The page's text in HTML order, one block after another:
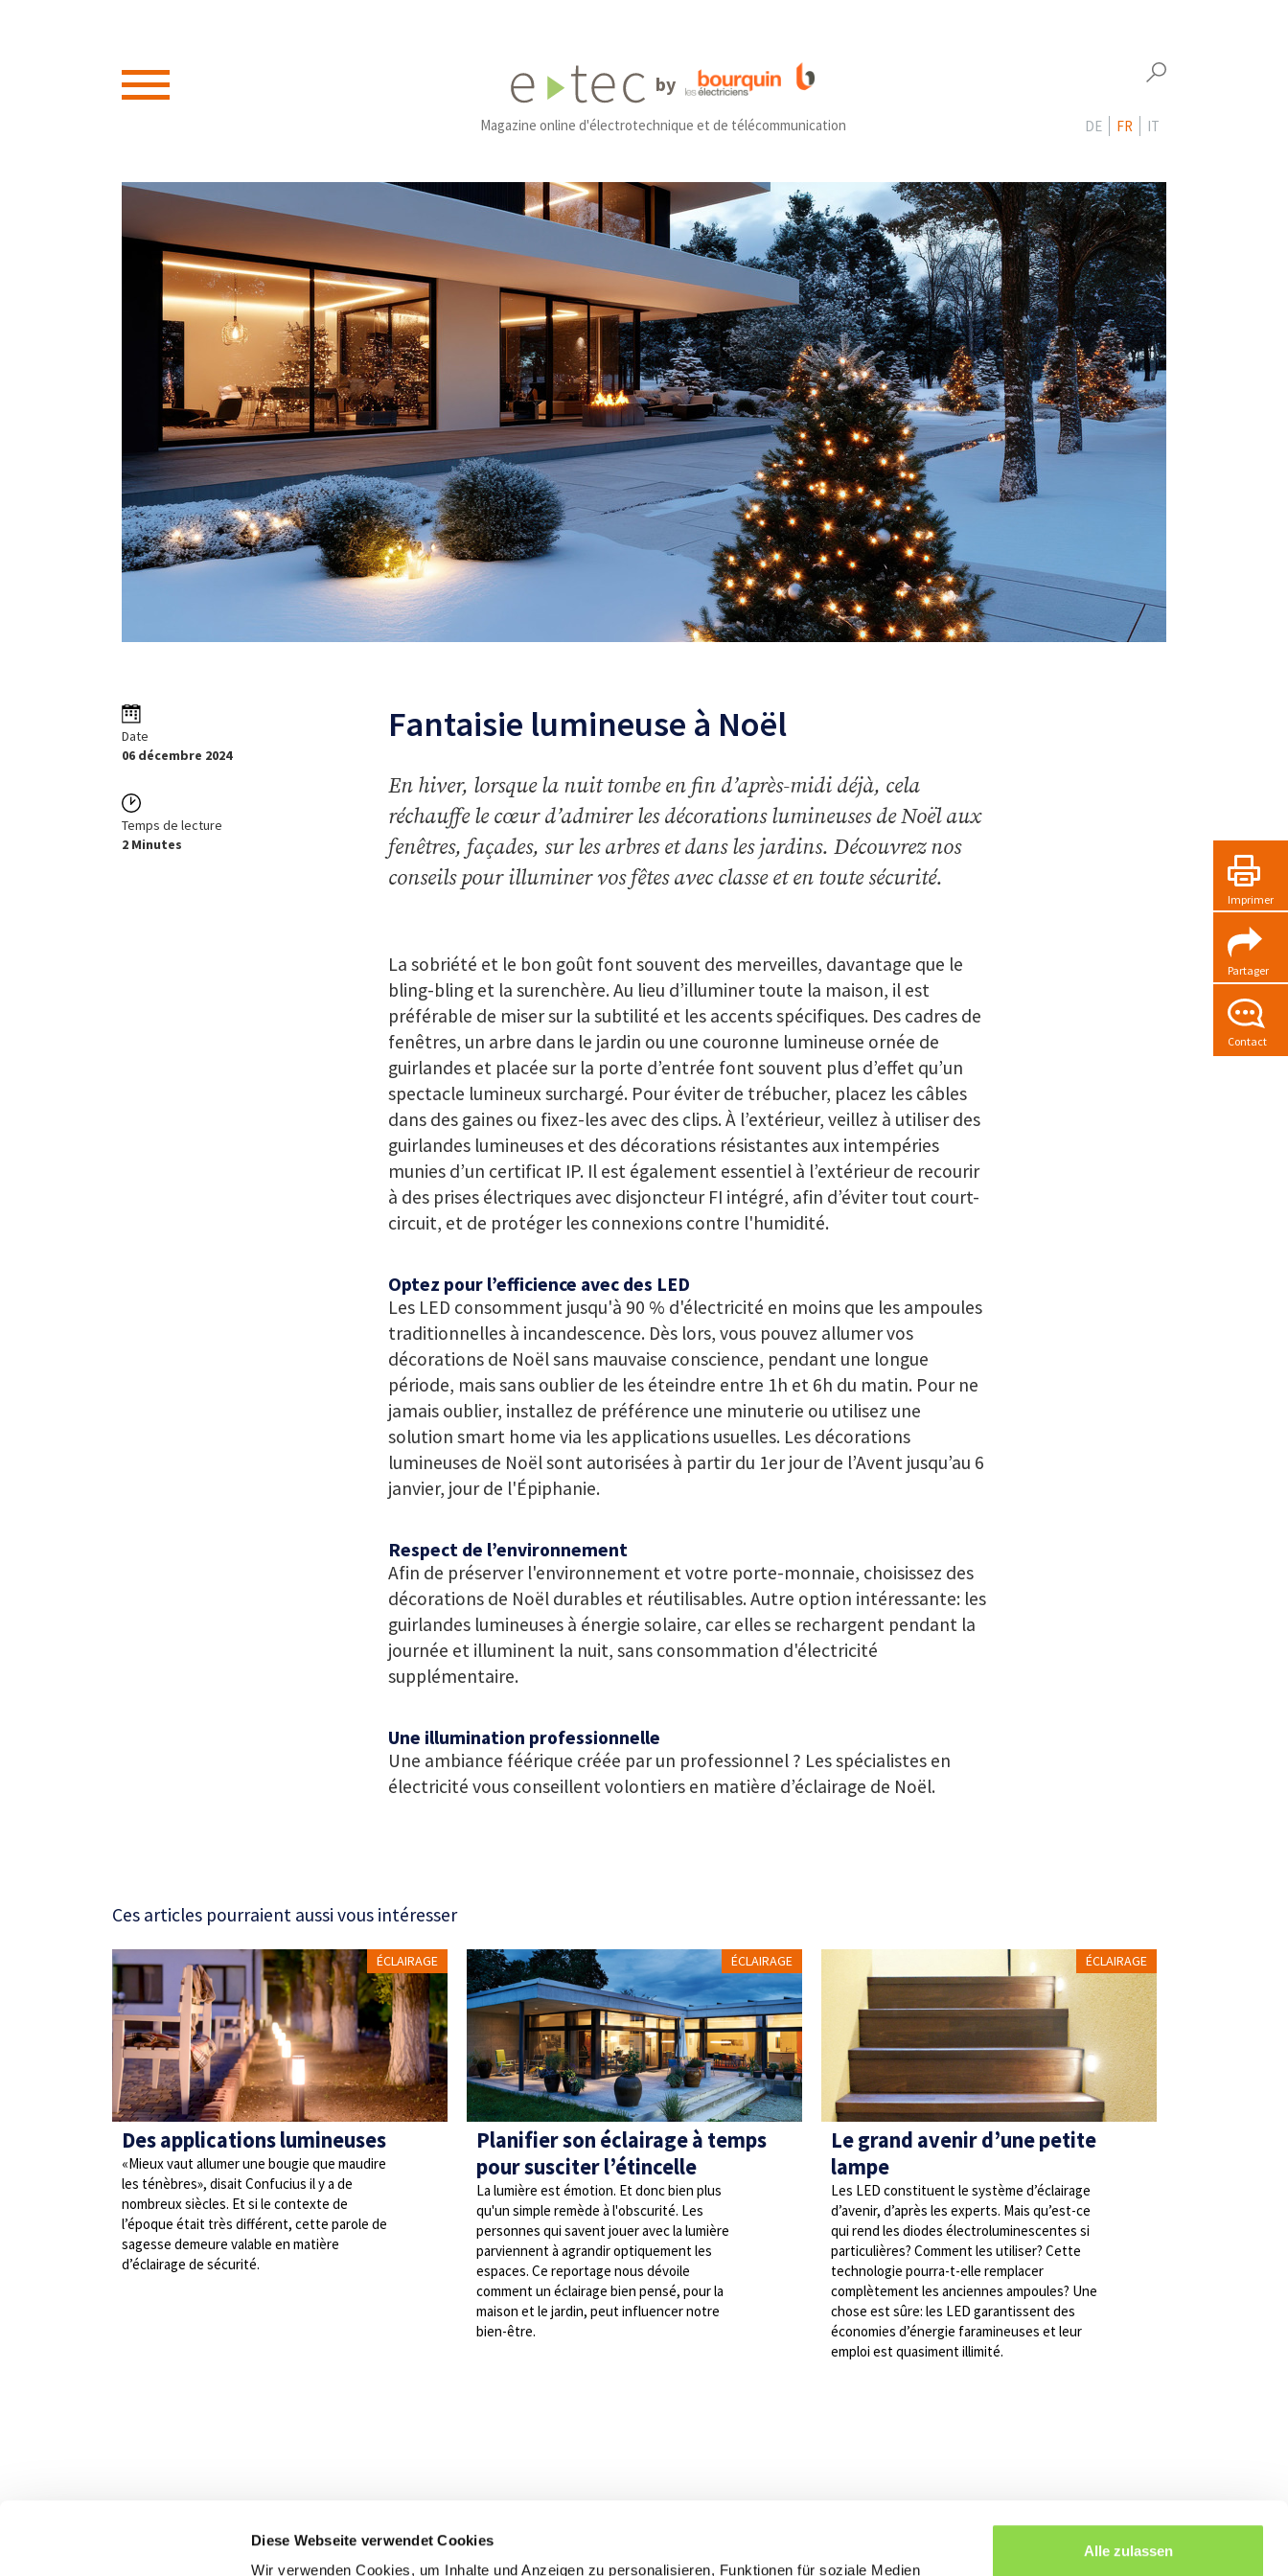
Diese Webseite verwendet Cookies
Wir verwenden Cookies, um Inhalte und Anzeigen zu personalisieren, Funktionen für soziale Medien
Alle zulassen
Imprimer
Partager
Contact
by
Magazine online d'électrotechnique et de télécommunication DE FR IT
Date
06 décembre 2024
Temps de lecture
2 Minutes
Fantaisie lumineuse à Noël
En hiver, lorsque la nuit tombe en fin d’après-midi déjà, cela
réchauffe le cœur d’admirer les décorations lumineuses de Noël aux
fenêtres, façades, sur les arbres et dans les jardins. Découvrez nos
conseils pour illuminer vos fêtes avec classe et en toute sécurité.
La sobriété et le bon goût font souvent des merveilles, davantage que le
bling-bling et la surenchère. Au lieu d’illuminer toute la maison, il est
préférable de miser sur la subtilité et les accents spécifiques. Des cadres de
fenêtres, un arbre dans le jardin ou une couronne lumineuse ornée de
guirlandes et placée sur la porte d’entrée font souvent plus d’effet qu’un
spectacle lumineux surchargé. Pour éviter de trébucher, placez les câbles
dans des gaines ou fixez-les avec des clips. À l’extérieur, veillez à utiliser des
guirlandes lumineuses et des décorations résistantes aux intempéries
munies d’un certificat IP. Il est également essentiel à l’extérieur de recourir
à des prises électriques avec disjoncteur FI intégré, afin d’éviter tout court-
circuit, et de protéger les connexions contre l'humidité.
Optez pour l’efficience avec des LED
Les LED consomment jusqu'à 90 % d'électricité en moins que les ampoules
traditionnelles à incandescence. Dès lors, vous pouvez allumer vos
décorations de Noël sans mauvaise conscience, pendant une longue
période, mais sans oublier de les éteindre entre 1h et 6h du matin. Pour ne
jamais oublier, installez de préférence une minuterie ou utilisez une
solution smart home via les applications usuelles. Les décorations
lumineuses de Noël sont autorisées à partir du 1er jour de l’Avent jusqu’au 6
janvier, jour de l'Épiphanie.
Respect de l’environnement
Afin de préserver l'environnement et votre porte-monnaie, choisissez des
décorations de Noël durables et réutilisables. Autre option intéressante: les
guirlandes lumineuses à énergie solaire, car elles se rechargent pendant la
journée et illuminent la nuit, sans consommation d'électricité
supplémentaire.
Une illumination professionnelle
Une ambiance féérique créée par un professionnel ? Les spécialistes en
électricité vous conseillent volontiers en matière d’éclairage de Noël.
Ces articles pourraient aussi vous intéresser
ÉCLAIRAGE
Des applications lumineuses
«Mieux vaut allumer une bougie que maudire
les ténèbres», disait Confucius il y a de
nombreux siècles. Et si le contexte de
l’époque était très différent, cette parole de
sagesse demeure valable en matière
d’éclairage de sécurité.
ÉCLAIRAGE
Planifier son éclairage à temps
pour susciter l’étincelle
La lumière est émotion. Et donc bien plus
qu'un simple remède à l'obscurité. Les
personnes qui savent jouer avec la lumière
parviennent à agrandir optiquement les
espaces. Ce reportage nous dévoile
comment un éclairage bien pensé, pour la
maison et le jardin, peut influencer notre
bien-être.
ÉCLAIRAGE
Le grand avenir d’une petite
lampe
Les LED constituent le système d’éclairage
d’avenir, d’après les experts. Mais qu’est-ce
qui rend les diodes électroluminescentes si
particulières? Comment les utiliser? Cette
technologie pourra-t-elle remplacer
complètement les anciennes ampoules? Une
chose est sûre: les LED garantissent des
économies d’énergie faramineuses et leur
emploi est quasiment illimité.
disposition